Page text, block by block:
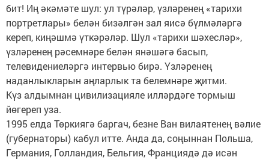
бит! Иң әкәмәте шул: ул түрәләр, үзләренең «тарихи
портретлары» белән бизәлгән зал яисә бүлмәләргә
кереп, киңәшмә үткәрәләр. Шул «тарихи шәхесләр»,
үзләренең рәсемнәре белән янәшәгә басып,
телевидениеләргә интервью бирә. Үзләренең
наданлыкларын аңларлык та белемнәре җитми.
Күз алдымнан цивилизацияле илләрдәге тормыш
йөгереп уза.
1995 елда Төркиягә баргач, безне Ван вилаятенең вәлие
(губернаторы) кабул итте. Анда да, соңыннан Польша,
Германия, Голландия, Бельгия, Франциядә дә исән